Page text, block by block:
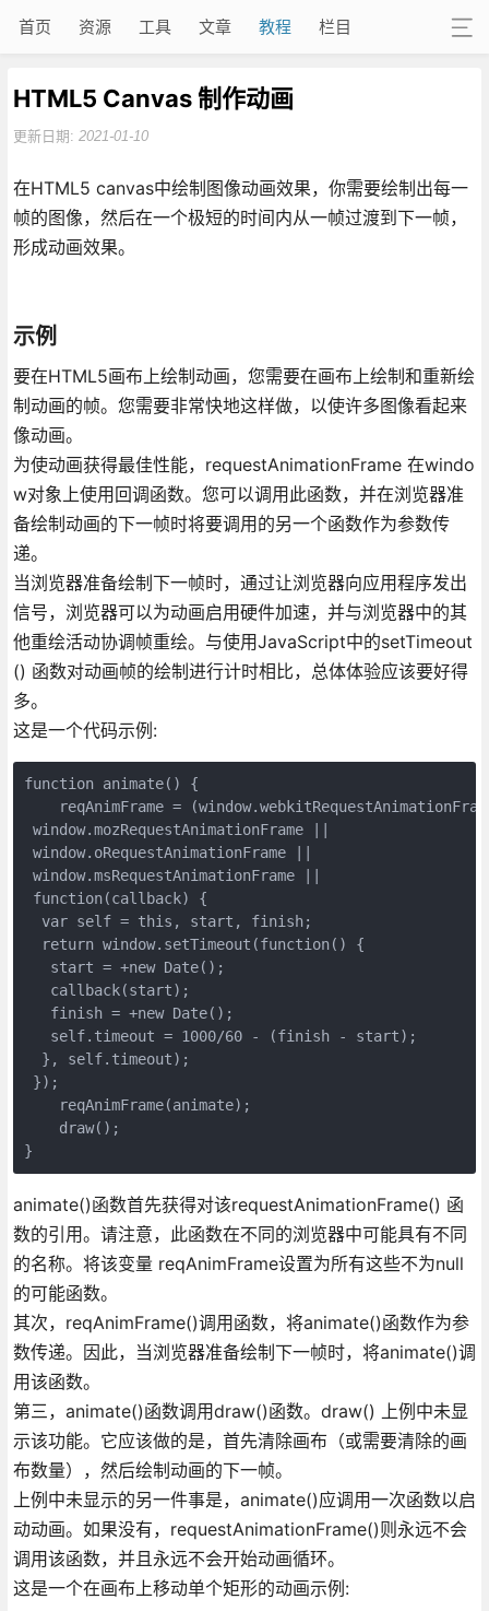
首页 资源 工具 文章 教程 栏目
HTML5 Canvas 制作动画
更新日期: 2021-01-10
在HTML5 canvas中绘制图像动画效果，你需要绘制出每一
帧的图像，然后在一个极短的时间内从一帧过渡到下一帧，
形成动画效果。
示例
要在HTML5画布上绘制动画，您需要在画布上绘制和重新绘
制动画的帧。您需要非常快地这样做，以使许多图像看起来
像动画。
为使动画获得最佳性能，requestAnimationFrame 在windo
w对象上使用回调函数。您可以调用此函数，并在浏览器准
备绘制动画的下一帧时将要调用的另一个函数作为参数传
递。
当浏览器准备绘制下一帧时，通过让浏览器向应用程序发出
信号，浏览器可以为动画启用硬件加速，并与浏览器中的其
他重绘活动协调帧重绘。与使用JavaScript中的setTimeout
() 函数对动画帧的绘制进行计时相比，总体体验应该要好得
多。
这是一个代码示例:
function animate() {
reqAnimFrame =
window.mozRequestAnimationFrame ||
window.oRequestAnimationFrame ||
window.msRequestAnimationFrame ||
function(callback) {
var self = this, start, finish;
return window.setTimeout(function() {
start = +new Date();
callback(start);
finish = +new Date();
self.timeout = 1000/60 - (finish - start);
}, self.timeout);
});
reqAnimFrame(animate);
draw();
}
animate()函数首先获得对该requestAnimationFrame() 函
数的引用。请注意，此函数在不同的浏览器中可能具有不同
的名称。将该变量 reqAnimFrame设置为所有这些不为null
的可能函数。
其次，reqAnimFrame()调用函数，将animate()函数作为参
数传递。因此，当浏览器准备绘制下一帧时，将animate()调
用该函数。
第三，animate()函数调用draw()函数。draw() 上例中未显
示该功能。它应该做的是，首先清除画布（或需要清除的画
布数量），然后绘制动画的下一帧。
上例中未显示的另一件事是，animate()应调用一次函数以启
动动画。如果没有，requestAnimationFrame()则永远不会
调用该函数，并且永远不会开始动画循环。
这是一个在画布上移动单个矩形的动画示例: